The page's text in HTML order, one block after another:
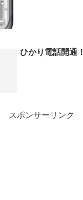
ひかり電話開通！
スポンサーリンク